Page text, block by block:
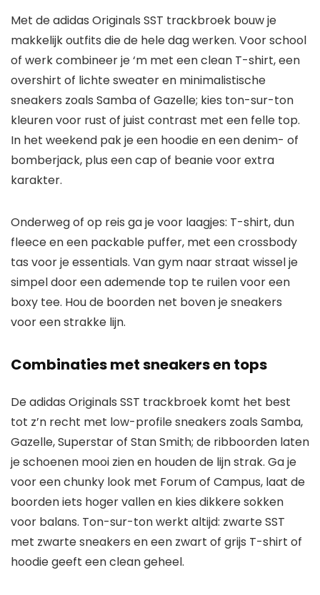
Met de adidas Originals SST trackbroek bouw je
makkelijk outfits die de hele dag werken. Voor school
of werk combineer je ‘m met een clean T-shirt, een
overshirt of lichte sweater en minimalistische
sneakers zoals Samba of Gazelle; kies ton-sur-ton
kleuren voor rust of juist contrast met een felle top.
In het weekend pak je een hoodie en een denim- of
bomberjack, plus een cap of beanie voor extra
karakter.
Onderweg of op reis ga je voor laagjes: T-shirt, dun
fleece en een packable puffer, met een crossbody
tas voor je essentials. Van gym naar straat wissel je
simpel door een ademende top te ruilen voor een
boxy tee. Hou de boorden net boven je sneakers
voor een strakke lijn.
Combinaties met sneakers en tops
De adidas Originals SST trackbroek komt het best
tot z’n recht met low-profile sneakers zoals Samba,
Gazelle, Superstar of Stan Smith; de ribboorden laten
je schoenen mooi zien en houden de lijn strak. Ga je
voor een chunky look met Forum of Campus, laat de
boorden iets hoger vallen en kies dikkere sokken
voor balans. Ton-sur-ton werkt altijd: zwarte SST
met zwarte sneakers en een zwart of grijs T-shirt of
hoodie geeft een clean geheel.